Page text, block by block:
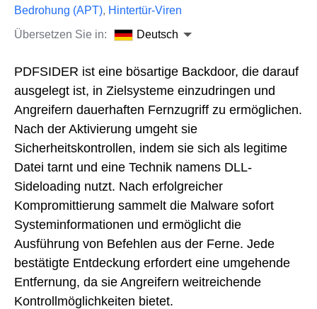
Bedrohung (APT), Hintertür-Viren
Übersetzen Sie in:
Deutsch
PDFSIDER ist eine bösartige Backdoor, die darauf
ausgelegt ist, in Zielsysteme einzudringen und
Angreifern dauerhaften Fernzugriff zu ermöglichen.
Nach der Aktivierung umgeht sie
Sicherheitskontrollen, indem sie sich als legitime
Datei tarnt und eine Technik namens DLL-
Sideloading nutzt. Nach erfolgreicher
Kompromittierung sammelt die Malware sofort
Systeminformationen und ermöglicht die
Ausführung von Befehlen aus der Ferne. Jede
bestätigte Entdeckung erfordert eine umgehende
Entfernung, da sie Angreifern weitreichende
Kontrollmöglichkeiten bietet.